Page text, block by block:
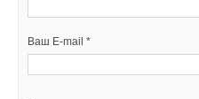
Ваш E-mail *